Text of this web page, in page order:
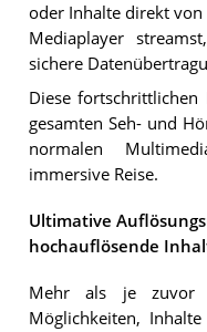
oder Inhalte direkt
Mediaplayer
sichere
Diese
gesamten Seh- und
normalen
immersive Reise.
Ultimative
hochauflösende
Mehr als je zuvor
Möglichkeiten,